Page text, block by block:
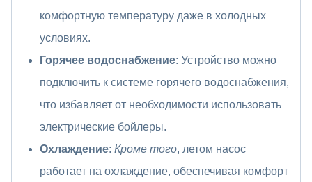
комфортную температуру даже в холодных
условиях.
Горячее водоснабжение: Устройство можно
подключить к системе горячего водоснабжения,
что избавляет от необходимости использовать
электрические бойлеры.
Охлаждение: Кроме того, летом насос
работает на охлаждение, обеспечивая комфорт